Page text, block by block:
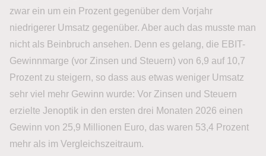
zwar ein um ein Prozent gegenüber dem Vorjahr
niedrigerer Umsatz gegenüber. Aber auch das musste man
nicht als Beinbruch ansehen. Denn es gelang, die EBIT-
Gewinnmarge (vor Zinsen und Steuern) von 6,9 auf 10,7
Prozent zu steigern, so dass aus etwas weniger Umsatz
sehr viel mehr Gewinn wurde: Vor Zinsen und Steuern
erzielte Jenoptik in den ersten drei Monaten 2026 einen
Gewinn von 25,9 Millionen Euro, das waren 53,4 Prozent
mehr als im Vergleichszeitraum.